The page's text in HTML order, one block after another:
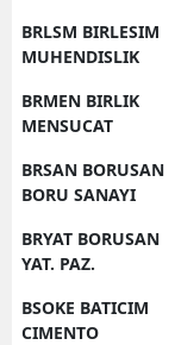
BRLSM BIRLESIM
MUHENDISLIK
BRMEN BIRLIK
MENSUCAT
BRSAN BORUSAN
BORU SANAYI
BRYAT BORUSAN
YAT. PAZ.
BSOKE BATICIM
CIMENTO